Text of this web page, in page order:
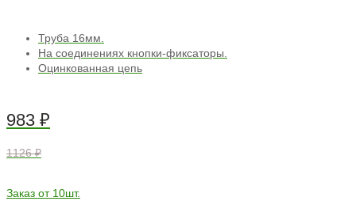
Труба 16мм.
На соединениях кнопки-фиксаторы.
Оцинкованная цепь
983 ₽
1126 ₽
Заказ от 10шт.